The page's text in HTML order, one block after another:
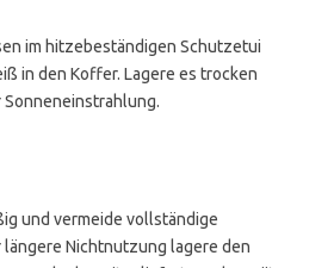
im hitzebeständigen Schutzetui
in den Koffer. Lagere es trocken
und vermeide vollständige
Nichtnutzung lagere den